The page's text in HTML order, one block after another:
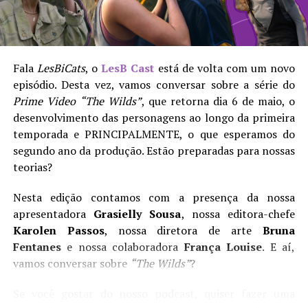
privada de todos os seus desejos e somente com a
chegada dela tudo emergisse.
LesB Cast | Temporada 2 Episódio 02 – The Wilds e
teorias para a segunda temporada
A diretora e roteiristaAnna Elizabeth Jamestem a
mão leve para a condução das cenas. Talvez ela tema
que suas simbologias não sejam claras o bastante, ou
qualquer modo, ressalta suas intenções ao limite do
absurdo: o erotismo entre as duas mulheres se confirma
por uma sucessão vertiginosa de fusões, sobreposições,
câmeras lentas e imagens deslizando por todos os lados,
sem saber onde parar.
Fala LesBiCats, oLesB Cast está de volta com um novo
episódio. Desta vez, vamos conversar sobre a série do
Prime Video “The Wilds”, que retorna dia 6 de maio, o
desenvolvimento das personagens ao longo da primeira
temporada e PRINCIPALMENTE, o que esperamos do
segundo ano da produção. Estão preparadas para nossas
teorias?
Nesta edição contamos com a presença da nossa
apresentadora Grasielly Sousa, nossa editora-chefe
Karolen Passos, nossa diretora de arteBruna
Fentanese nossa colaboradora França Louise. E aí,
vamos conversar sobre “The Wilds”?